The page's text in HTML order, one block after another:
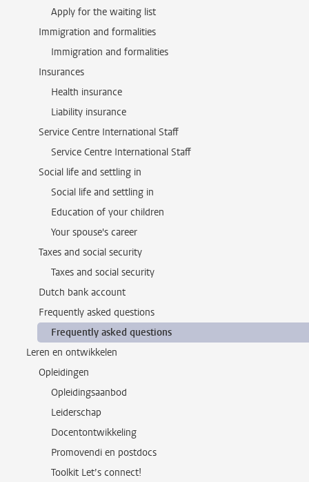
Apply for the waiting list
Immigration and formalities
Immigration and formalities
Insurances
Health insurance
Liability insurance
Service Centre International Staff
Service Centre International Staff
Social life and settling in
Social life and settling in
Education of your children
Your spouse's career
Taxes and social security
Taxes and social security
Dutch bank account
Frequently asked questions
Frequently asked questions
Leren en ontwikkelen
Opleidingen
Opleidingsaanbod
Leiderschap
Docentontwikkeling
Promovendi en postdocs
Toolkit Let’s connect!